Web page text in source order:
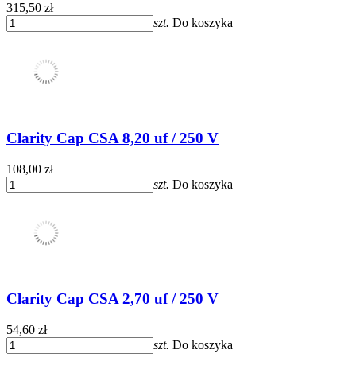
315,50 zł
szt. Do koszyka
Clarity Cap CSA 8,20 uf / 250 V
108,00 zł
szt. Do koszyka
Clarity Cap CSA 2,70 uf / 250 V
54,60 zł
szt. Do koszyka